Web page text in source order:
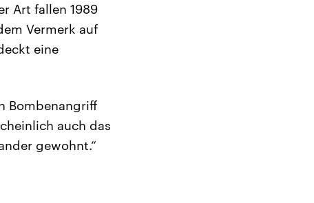
Art fallen 1989
Vermerk auf
eine
Bombenangriff
auch das
gewohnt.“